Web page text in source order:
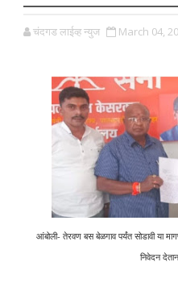
चंदगड लाईव्ह न्युज March 04,
आंबोली- तेरवण बस बेळगाव पर्यंत सोडावी या
निवेदन